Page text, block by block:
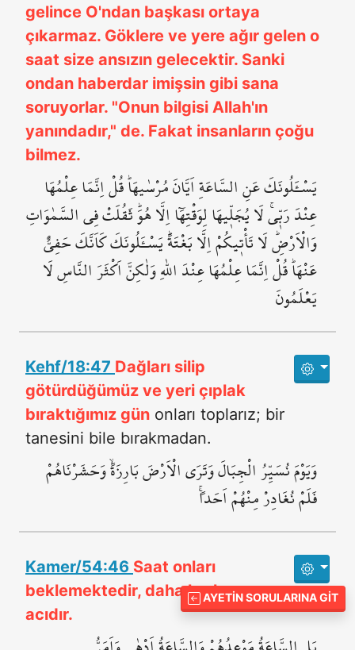
gelince O'ndan başkası ortaya
çıkarmaz. Göklere ve yere ağır gelen o
saat size ansızın gelecektir. Sanki
ondan haberdar imişsin gibi sana
soruyorlar. "Onun bilgisi Allah'ın
yanındadır," de. Fakat insanların çoğu
bilmez.
يَسْـَٔلُونَكَ عَنِ السَّاعَةِ اَيَّانَ مُرْسٰيهَاۜ قُلْ اِنَّمَا عِلْمُهَا
عِنْدَ رَبّ۪يۚ لَا يُجَلّ۪يهَا لِوَقْتِهَٓا اِلَّا هُوَۜ ثَقُلَتْ فِي السَّمٰوَاتِ
وَالْاَرْضِۜ لَا تَأْت۪يكُمْ اِلَّا بَغْتَةًۜ يَسْـَٔلُونَكَ كَاَنَّكَ حَفِيٌّ
عَنْهَاۜ قُلْ اِنَّمَا عِلْمُهَا عِنْدَ اللّٰهِ وَلٰكِنَّ اَكْثَرَ النَّاسِ لَا
يَعْلَمُونَ
Kehf/18:47 Dağları silip
götürdüğümüz ve yeri çıplak
bıraktığımız gün onları toplarız; bir
tanesini bile bırakmadan.
وَيَوْمَ نُسَيِّرُ الْجِبَالَ وَتَرَى الْاَرْضَ بَارِزَةًۙ وَحَشَرْنَاهُمْ
فَلَمْ نُغَادِرْ مِنْهُمْ اَحَداًۚ
Kamer/54:46 Saat onları
beklemektedir, daha korkunç ve
acıdır.
AYETIN SORULARINA GIT